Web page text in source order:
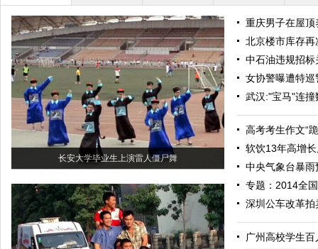
长安大学毕业生上演雷人僵尸舞
重庆男子在屋
北京楼市库存
中石油违规招
女协警曝遭特
武汉:"宝马"连
高考考生作文“
软饮13年高增
中央气象台暴
专题：2014全
深圳公车改革
广州高校学生